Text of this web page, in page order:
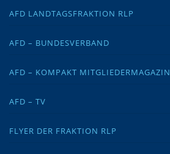
AFD LANDTAGSFRAKTION RLP
AFD – BUNDESVERBAND
AFD – KOMPAKT MITGLIEDERMAGAZIN
AFD – TV
FLYER DER FRAKTION RLP